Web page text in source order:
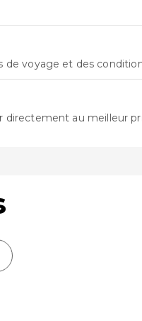
voyage et des
directement au meilleur